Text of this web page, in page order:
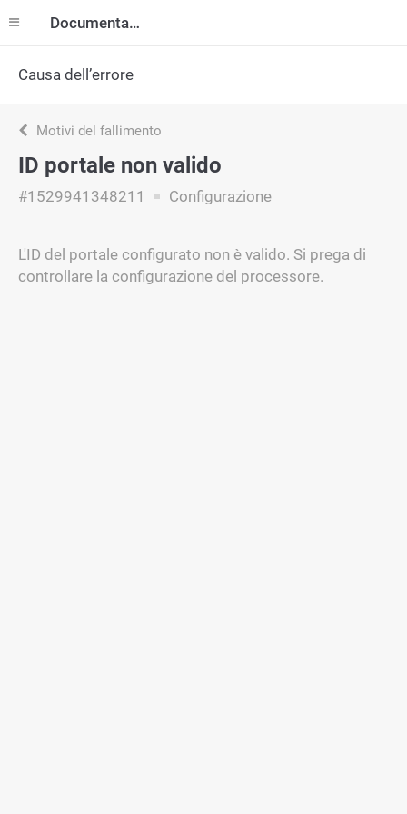
Documentazione
Causa dell’errore
Motivi del fallimento
ID portale non valido
#1529941348211 Configurazione
L'ID del portale configurato non è valido. Si prega di
controllare la configurazione del processore.